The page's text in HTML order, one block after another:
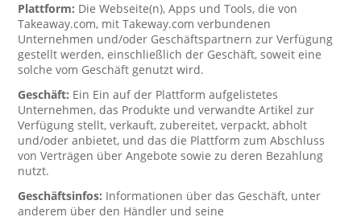
Plattform: Die Webseite(n), Apps und Tools, die von
Takeaway.com, mit Takeway.com verbundenen
Unternehmen und/oder Geschäftspartnern zur Verfügung
gestellt werden, einschließlich der Geschäft, soweit eine
solche vom Geschäft genutzt wird.
Geschäft: Ein Ein auf der Plattform aufgelistetes
Unternehmen, das Produkte und verwandte Artikel zur
Verfügung stellt, verkauft, zubereitet, verpackt, abholt
und/oder anbietet, und das die Plattform zum Abschluss
von Verträgen über Angebote sowie zu deren Bezahlung
nutzt.
Geschäftsinfos: Informationen über das Geschäft, unter
anderem über den Händler und seine